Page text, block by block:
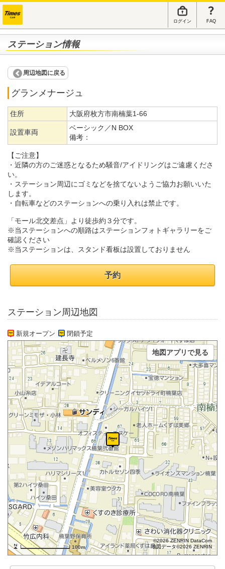
ログイン FAQ
ステーション情報
周辺地図に戻る
グランメナージュ
住所 大阪府枚方市南楠葉1-66
設置車両
ベーシック／N BOX
備考：
【ご注意】
・近隣の方のご迷惑となるため騒音/アイドリングはご遠慮くださ
い。
・ステーション周辺にゴミなどを捨てないようご協力お願いいた
します。
・自転車などのステーションへの乗り入れは禁止です。
「モール北交差点」より徒歩約３分です。
※当ステーションへの順路はステーションフォトギャラリーをご
確認ください
※当ステーションは、スタンド看板は設置しておりません
予約
ステーション周辺地図
新規オープン 閉鎖予定
100m
©2026 ZENRIN DataCom
地図データ©2026 ZENRIN
地図アプリで見る